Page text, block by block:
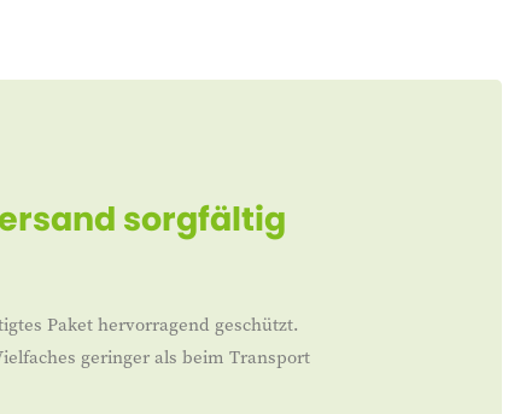
sorgfältig
Paket hervorragend geschützt.
geringer als beim Transport